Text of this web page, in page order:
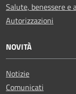
Salute, benessere e
Autorizzazioni
NOVITÀ
Notizie
Comunicati